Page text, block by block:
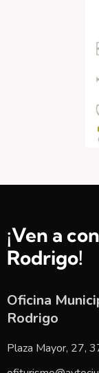
¡Ven a
Rodrigo!
Oficina
Rodrigo
Plaza Mayor, 27,